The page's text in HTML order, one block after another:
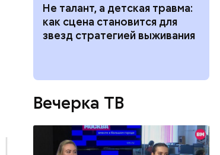
Не талант, а детская травма:
как сцена становится для
звезд стратегией выживания
Вечерка ТВ